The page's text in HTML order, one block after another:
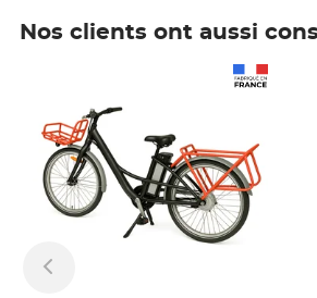
Nos clients ont aussi